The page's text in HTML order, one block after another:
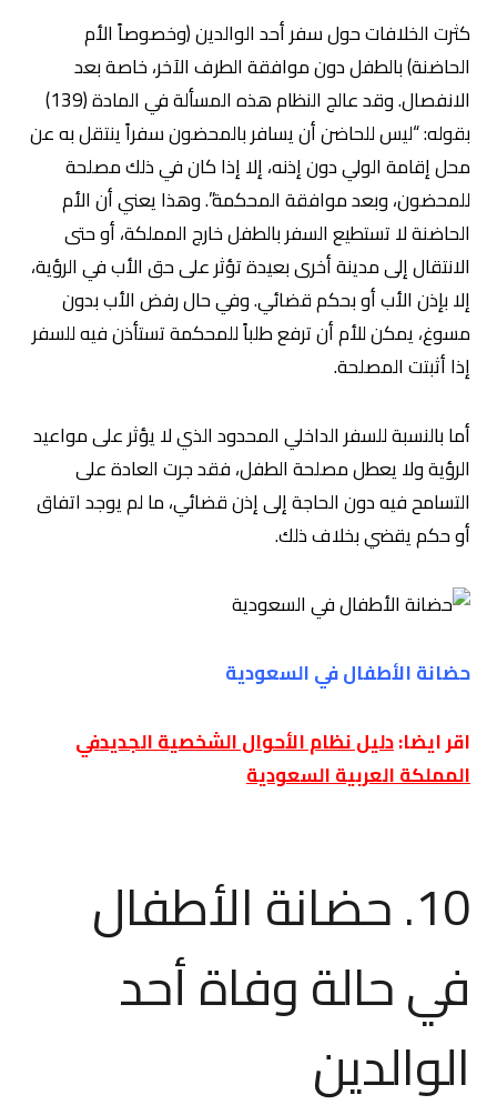
كثرت الخلافات حول سفر أحد الوالدين (وخصوصاً الأم
الحاضنة) بالطفل دون موافقة الطرف الآخر، خاصة بعد
الانفصال. وقد عالج النظام هذه المسألة في المادة (139)
بقوله: “ليس للحاضن أن يسافر بالمحضون سفراً ينتقل به عن
محل إقامة الولي دون إذنه، إلا إذا كان في ذلك مصلحة
للمحضون، وبعد موافقة المحكمة”. وهذا يعني أن الأم
الحاضنة لا تستطيع السفر بالطفل خارج المملكة، أو حتى
الانتقال إلى مدينة أخرى بعيدة تؤثر على حق الأب في الرؤية،
إلا بإذن الأب أو بحكم قضائي. وفي حال رفض الأب بدون
مسوغ، يمكن للأم أن ترفع طلباً للمحكمة تستأذن فيه للسفر
إذا أثبتت المصلحة.
أما بالنسبة للسفر الداخلي المحدود الذي لا يؤثر على مواعيد
الرؤية ولا يعطل مصلحة الطفل، فقد جرت العادة على
التسامح فيه دون الحاجة إلى إذن قضائي، ما لم يوجد اتفاق
أو حكم يقضي بخلاف ذلك.
حضانة الأطفال في السعودية
اقر ايضا:دليل نظام الأحوال الشخصية الجديدفي
المملكة العربية السعودية
10. حضانة الأطفال
في حالة وفاة أحد
الوالدين